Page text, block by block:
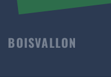
BOISVALLON